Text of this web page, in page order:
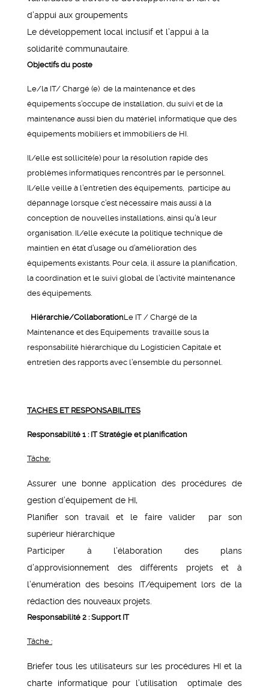
d’appui aux groupements
Le développement local inclusif et l’appui à la
solidarité communautaire.
Objectifs du poste
Le/la IT/ Chargé (e) de la maintenance et des
équipements s’occupe de installation, du suivi et de la
maintenance aussi bien du matériel informatique que des
équipements mobiliers et immobiliers de HI.
Il/elle est sollicité(e) pour la résolution rapide des
problèmes informatiques rencontrés par le personnel.
Il/elle veille à l’entretien des équipements, participe au
dépannage lorsque c’est nécessaire mais aussi à la
conception de nouvelles installations, ainsi qu’à leur
organisation. Il/elle exécute la politique technique de
maintien en état d’usage ou d’amélioration des
équipements existants. Pour cela, il assure la planification,
la coordination et le suivi global de l’activité maintenance
des équipements.
Hiérarchie/CollaborationLe IT / Chargé de la
Maintenance et des Equipements travaille sous la
responsabilité hiérarchique du Logisticien Capitale et
entretien des rapports avec l’ensemble du personnel.
TACHES ET RESPONSABILITES
Responsabilité 1 : IT Stratégie et planification
Tâche:
Assurer une bonne application des procédures de
gestion d’équipement de HI,
Planifier son travail et le faire valider par son
supérieur hiérarchique
Participer à l’élaboration des plans
d’approvisionnement des différents projets et à
l’énumération des besoins IT/équipement lors de la
rédaction des nouveaux projets.
Responsabilité 2 : Support IT
Tâche :
Briefer tous les utilisateurs sur les procédures HI et la
charte informatique pour l’utilisation optimale des